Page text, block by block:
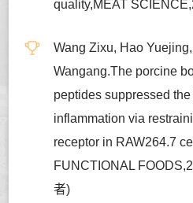
quality,MEAT
Wang Zixu, Hao
Wangang.The porcine
peptides suppressed
inflammation via
receptor in RAW264.7
FUNCTIONAL
者)